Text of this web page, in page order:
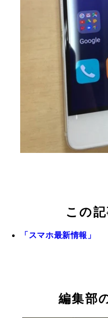
この
「スマホ最新情報」
編集部